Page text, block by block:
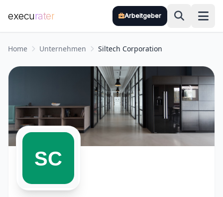
execurater Arbeitgeber
Home Unternehmen Siltech Corporation